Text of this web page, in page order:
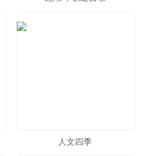
人文四季